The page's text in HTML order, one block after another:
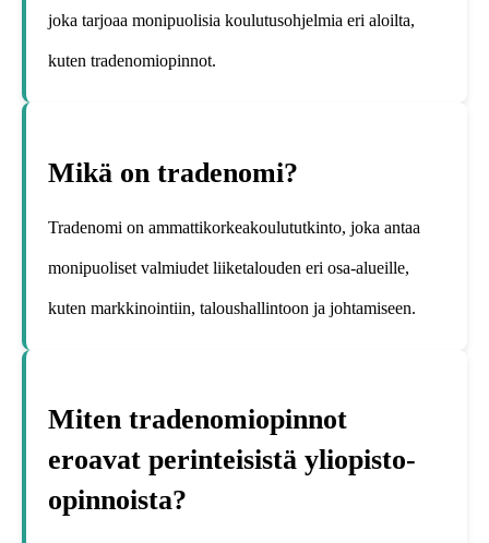
joka tarjoaa monipuolisia koulutusohjelmia eri aloilta,
kuten tradenomiopinnot.
Mikä on tradenomi?
Tradenomi on ammattikorkeakoulututkinto, joka antaa
monipuoliset valmiudet liiketalouden eri osa-alueille,
kuten markkinointiin, taloushallintoon ja johtamiseen.
Miten tradenomiopinnot
eroavat perinteisistä yliopisto-
opinnoista?